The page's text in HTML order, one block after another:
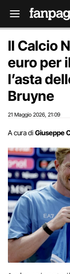
Il Calcio
euro per
l’asta
Bruyne
21 Maggio 2026 21:09
A cura di Giuseppe